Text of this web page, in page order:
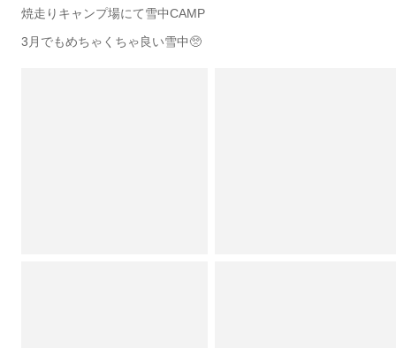
焼走りキャンプ場にて雪中CAMP
3月でもめちゃくちゃ良い雪中🥺